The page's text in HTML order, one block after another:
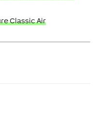
Classic Air